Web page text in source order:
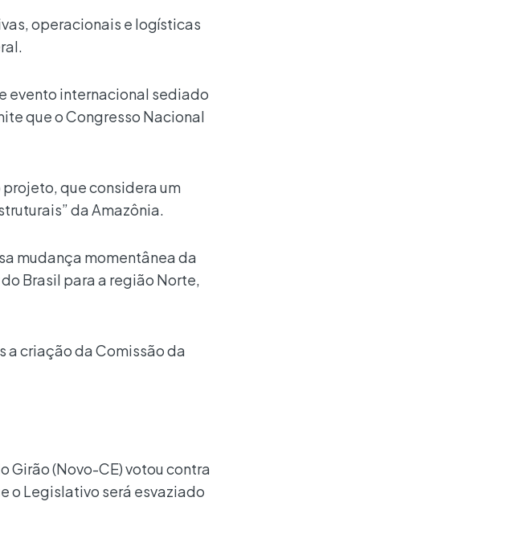
operacionais e logísticas
evento internacional sediado
que o Congresso Nacional
que considera um
da Amazônia.
mudança momentânea da
Brasil para a região Norte,
a criação da Comissão da
Girão (Novo-CE) votou contra
o Legislativo será esvaziado